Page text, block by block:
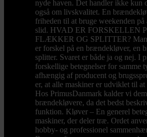
nyde haven. Det handler ikke kun
også om livskvalitet. En
friheden til at bruge weekenden
slid. HVAD ER FORSKELLEN
FLÆKKER OG SPLITTER?
er forskel på en brændekløver, en
splitter. Svaret er både ja og nej. I
forskellige betegnelser for samme
afhængig af producent og
er, at alle maskiner er udviklet til
Hos PrimusDanmark kalder vi
brændekløvere, da det bedst
funktion. Kløver – En generel
maskiner, der deler træ. Ordet
hobby- og professionel